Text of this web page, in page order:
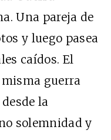
Una pareja de
y luego pasea
caídos. El
guerra
la
solemnidad y